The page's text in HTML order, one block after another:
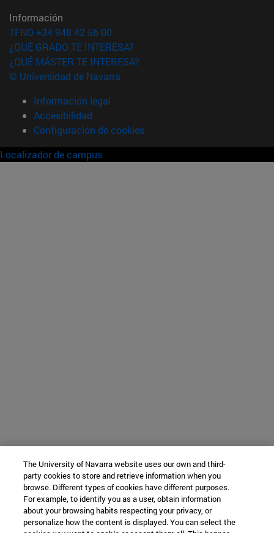
Información
TFNO +34 948 42 56 00
¿QUÉ GRADO TE INTERESA?
¿QUÉ MÁSTER TE INTERESA?
© Universidad de Navarra
Información legal
Accesibilidad
Configuración de cookies
Localizador de campus
The University of Navarra website uses our own and third-
party cookies to store and retrieve information when you
browse. Different types of cookies have different purposes.
For example, to identify you as a user, obtain information
about your browsing habits respecting your privacy, or
personalize how the content is displayed. You can select the